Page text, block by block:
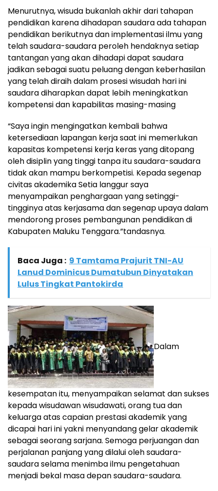
Menurutnya, wisuda bukanlah akhir dari tahapan
pendidikan karena dihadapan saudara ada tahapan
pendidikan berikutnya dan implementasi ilmu yang
telah saudara-saudara peroleh hendaknya setiap
tantangan yang akan dihadapi dapat saudara
jadikan sebagai suatu peluang dengan keberhasilan
yang telah diraih dalam prosesi wisudah hari ini
saudara diharapkan dapat lebih meningkatkan
kompetensi dan kapabilitas masing-masing
“Saya ingin mengingatkan kembali bahwa
ketersediaan lapangan kerja saat ini memerlukan
kapasitas kompetensi kerja keras yang ditopang
oleh disiplin yang tinggi tanpa itu saudara-saudara
tidak akan mampu berkompetisi. Kepada segenap
civitas akademika Setia langgur saya
menyampaikan penghargaan yang setinggi-
tingginya atas kerjasama dan segenap upaya dalam
mendorong proses pembangunan pendidikan di
Kabupaten Maluku Tenggara.”tandasnya.
Baca Juga : 9 Tamtama Prajurit TNI-AU
Lanud Dominicus Dumatubun Dinyatakan
Lulus Tingkat Pantokirda
Dalam
kesempatan itu, menyampaikan selamat dan sukses
kepada wisudawan wisudawati, orang tua dan
keluarga atas capaian prestasi akademik yang
dicapai hari ini yakni menyandang gelar akademik
sebagai seorang sarjana. Semoga perjuangan dan
perjalanan panjang yang dilalui oleh saudara-
saudara selama menimba ilmu pengetahuan
menjadi bekal masa depan saudara-saudara.